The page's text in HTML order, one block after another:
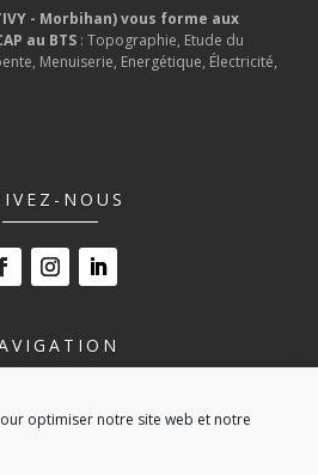
optimiser notre site web et notre
- Morbihan) vous forme aux
au BTS : Topographie, Etude du
Menuiserie, Energétique, Électricité,
NOUS